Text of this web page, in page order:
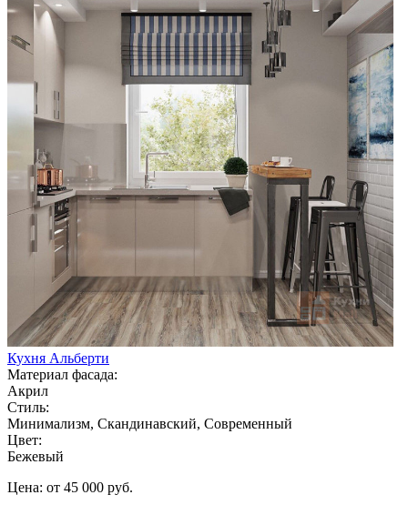
Кухня Альберти
Материал фасада:
Акрил
Стиль:
Минимализм, Скандинавский, Современный
Цвет:
Бежевый
Цена: от 45 000 руб.